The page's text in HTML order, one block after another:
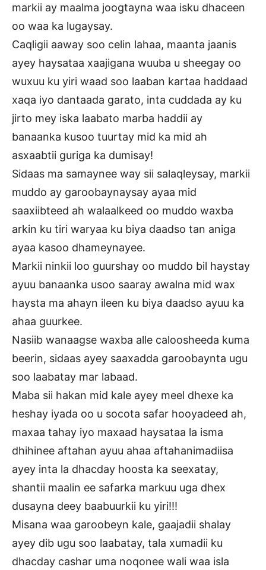
markii ay maalma joogtayna waa isku dhaceen
oo waa ka lugaysay.
Caqligii aaway soo celin lahaa, maanta jaanis
ayey haysataa xaajigana wuuba u sheegay oo
wuxuu ku yiri waad soo laaban kartaa haddaad
xaqa iyo dantaada garato, inta cuddada ay ku
jirto mey iska laabato marba haddii ay
banaanka kusoo tuurtay mid ka mid ah
asxaabtii guriga ka dumisay!
Sidaas ma samaynee way sii salaqleysay, markii
muddo ay garoobaynaysay ayaa mid
saaxiibteed ah walaalkeed oo muddo waxba
arkin ku tiri waryaa ku biya daadso tan aniga
ayaa kasoo dhameynayee.
Markii ninkii loo guurshay oo muddo bil haystay
ayuu banaanka usoo saaray awalna mid wax
haysta ma ahayn ileen ku biya daadso ayuu ka
ahaa guurkee.
Nasiib wanaagse waxba alle caloosheeda kuma
beerin, sidaas ayey saaxadda garoobaynta ugu
soo laabatay mar labaad.
Maba sii hakan mid kale ayey meel dhexe ka
heshay iyada oo u socota safar hooyadeed ah,
maxaa tahay iyo maxaad haysataa la isma
dhihinee aftahan ayuu ahaa aftahanimadiisa
ayey inta la dhacday hoosta ka seexatay,
shantii maalin ee safarka markuu uga dhex
dusayna deey baabuurkii ku yiri!!!
Misana waa garoobeyn kale, gaajadii shalay
ayey dib ugu soo laabatay, tala xumadii ku
dhacday cashar uma noqonee wali waa isla